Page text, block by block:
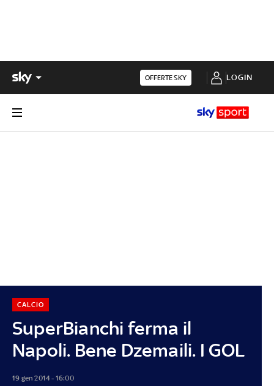
OFFERTE SKY LOGIN
SuperBianchi ferma il
Napoli. Bene Dzemaili. I GOL
CALCIO
19 gen 2014 - 16:00